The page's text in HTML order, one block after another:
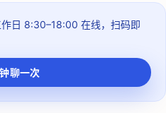
作日 8:30–18:00 在线，扫码即
聊一次